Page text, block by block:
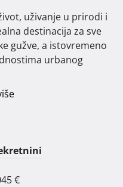
destinacija za sve
gužve, a istovremeno
urbanog
arhitekturu i
i najzahtjevnije
u zelenilu, s lako
škole, jaslica i
uživati u mirnom
€